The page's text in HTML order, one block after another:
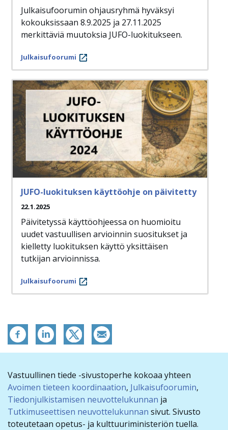
Julkaisufoorumin ohjausryhmä hyväksyi
kokouksissaan 8.9.2025 ja 27.11.2025
merkittäviä muutoksia JUFO-luokitukseen.
Julkaisufoorumi
JUFO-luokituksen käyttöohje on päivitetty
22.1.2025
Päivitetyssä käyttöohjeessa on huomioitu
uudet vastuullisen arvioinnin suositukset ja
kielletty luokituksen käyttö yksittäisen
tutkijan arvioinnissa.
Julkaisufoorumi
Vastuullinen tiede -sivustoperhe kokoaa yhteen
Avoimen tieteen koordinaation, Julkaisufoorumin,
Tiedonjulkistamisen neuvottelukunnan ja
Tutkimuseettisen neuvottelukunnan sivut. Sivusto
toteutetaan opetus- ja kulttuuriministeriön tuella.